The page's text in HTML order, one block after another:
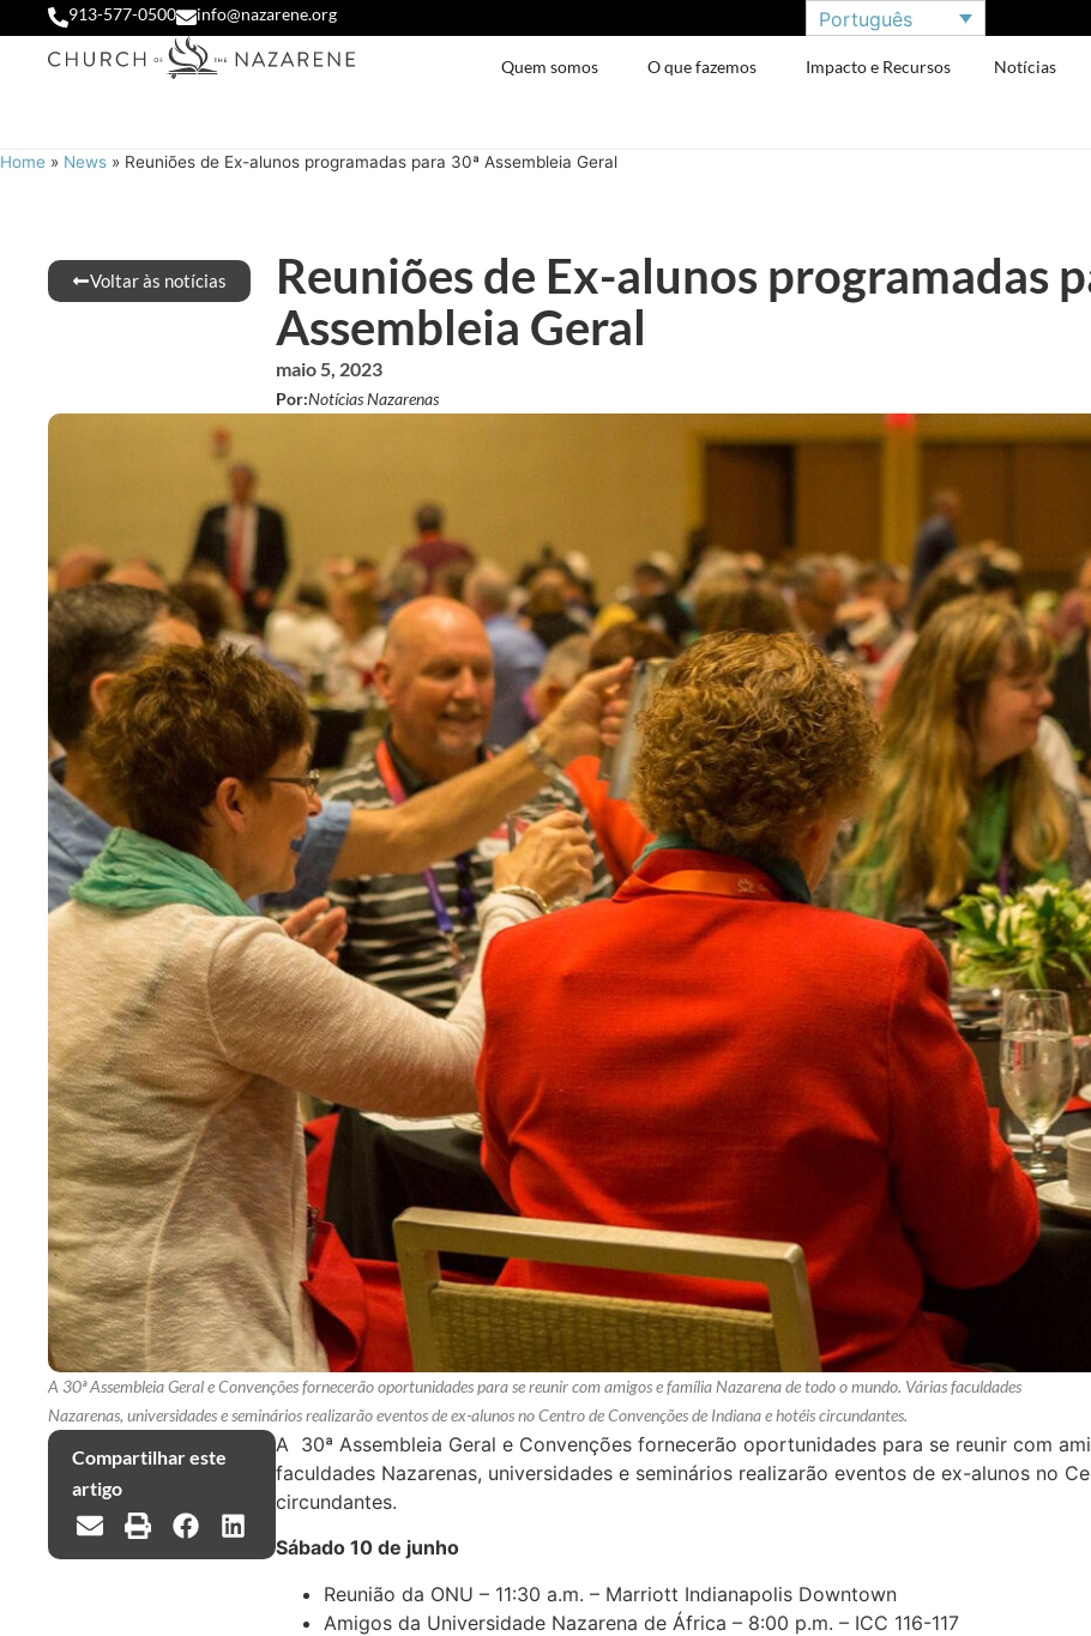
913-577-0500 info@nazarene.org Português
Quem somos O que fazemos Impacto e Recursos Notícias
Home » News » Reuniões de Ex-alunos programadas para 30ª Assembleia Geral
Voltar às notícias
Reuniões de Ex-alunos programadas
Assembleia Geral
maio 5, 2023
Por:Notícias Nazarenas
A 30ª Assembleia Geral e Convenções fornecerão oportunidades para se reunir com amigos e família Nazarena de todo o mundo. Várias faculdades
Nazarenas, universidades e seminários realizarão eventos de ex-alunos no Centro de Convenções de Indiana e hotéis circundantes.
Compartilhar este
artigo
A 30ª Assembleia Geral e Convenções fornecerão oportunidades para se reunir com
faculdades Nazarenas, universidades e seminários realizarão eventos de ex-alunos no
circundantes.
Sábado 10 de junho
Reunião da ONU – 11:30 a.m. – Marriott Indianapolis Downtown
Amigos da Universidade Nazarena de África – 8:00 p.m. – ICC 116-117